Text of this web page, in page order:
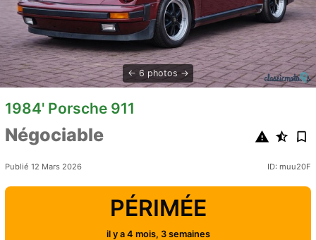
6 photos
1984' Porsche 911
Négociable
Publié 12 Mars 2026 ID: muu20F
PÉRIMÉE
il y a 4 mois, 3 semaines